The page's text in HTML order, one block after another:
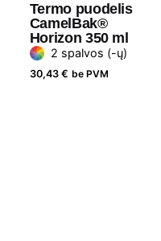
Termo puodelis
CamelBak®
Horizon 350 ml
2 spalvos (-ų)
30,43 € be PVM